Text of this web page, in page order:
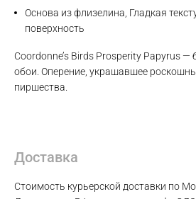
Основа из флизелина, Гладкая
поверхность
Coordonne’s Birds Prosperity Papyrus
обои. Оперение, украшавшее
пиршества.
Доставка
Стоимость курьерской доставки по
WhatsApp